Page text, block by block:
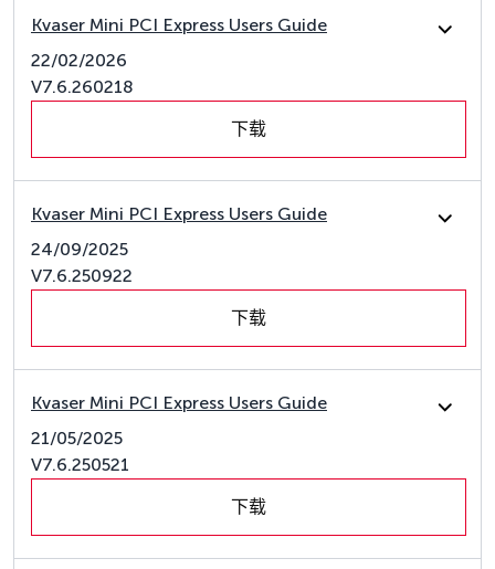
Kvaser Mini PCI Express Users Guide
22/02/2026
V7.6.260218
下载
Kvaser Mini PCI Express Users Guide
24/09/2025
V7.6.250922
下载
Kvaser Mini PCI Express Users Guide
21/05/2025
V7.6.250521
下载